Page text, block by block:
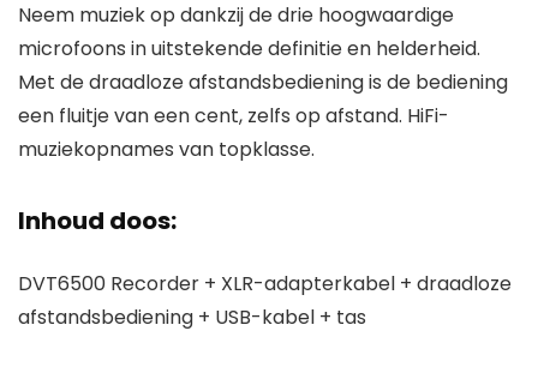
Neem muziek op dankzij de drie hoogwaardige
microfoons in uitstekende definitie en helderheid.
Met de draadloze afstandsbediening is de bediening
een fluitje van een cent, zelfs op afstand. HiFi-
muziekopnames van topklasse.
Inhoud doos:
DVT6500 Recorder + XLR-adapterkabel + draadloze
afstandsbediening + USB-kabel + tas